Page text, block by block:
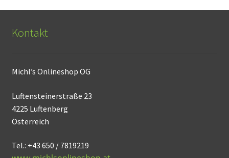
Kontakt
Michl’s Onlineshop OG
Luftensteinerstraße 23
4225 Luftenberg
Österreich
Tel.: +43 650 / 7819219